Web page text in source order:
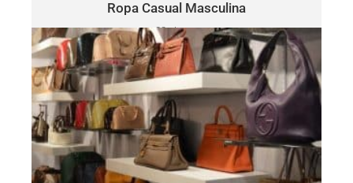
Ropa Casual Masculina
30 piezas
solo $15.00 por pieza
BOLSOS & ACCESORIOS
Este lote puede incluir una variedad de marcas, como:
Michael Kors, Coach, Ralph Lauren, Vince Camuto, Tommy
Hilfiger, Calvin Klein, DKNY, Marc Jacobs, Kate Spade, Tory
Burch, Guess y más.